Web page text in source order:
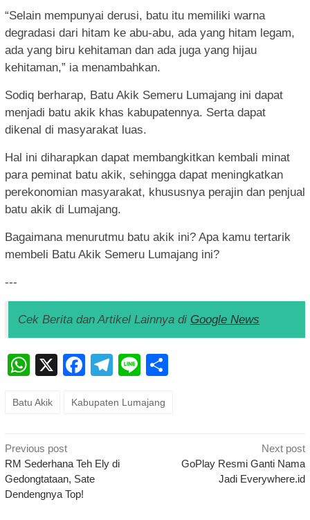
“Selain mempunyai derusi, batu itu memiliki warna
degradasi dari hitam ke abu-abu, ada yang hitam legam,
ada yang biru kehitaman dan ada juga yang hijau
kehitaman,” ia menambahkan.
Sodiq berharap, Batu Akik Semeru Lumajang ini dapat
menjadi batu akik khas kabupatennya. Serta dapat
dikenal di masyarakat luas.
Hal ini diharapkan dapat membangkitkan kembali minat
para peminat batu akik, sehingga dapat meningkatkan
perekonomian masyarakat, khususnya perajin dan penjual
batu akik di Lumajang.
Bagaimana menurutmu batu akik ini? Apa kamu tertarik
membeli Batu Akik Semeru Lumajang ini?
---
Cek Berita dan Artikel Lainnya di Google News
WhatsApp
X Facebook
Telegram
Line
Batu Akik Kabupaten Lumajang
Post
navigation
Previous post
RM Sederhana Teh Ely di
Gedongtataan, Sate
Dendengnya Top!
Next post
GoPlay Resmi Ganti Nama
Jadi Everywhere.id